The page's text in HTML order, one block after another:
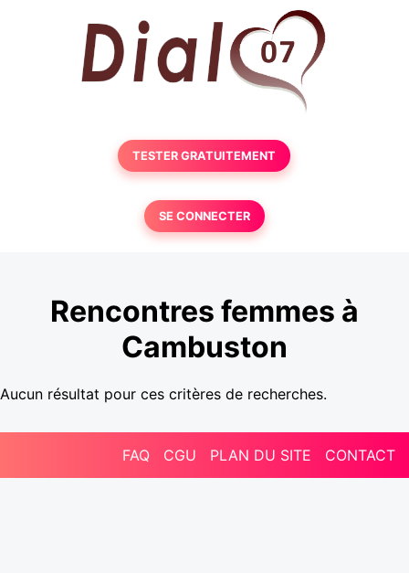
TESTER GRATUITEMENT
SE CONNECTER
Rencontres femmes à
Cambuston
Aucun résultat pour ces critères de recherches.
FAQ CGU PLAN DU SITE CONTACT